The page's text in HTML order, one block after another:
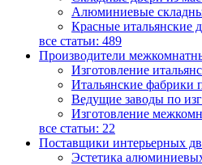
Алюминиевые
Красные итальянские
все статьи: 489
Производители
Изготовление
Итальянские фабрики
Ведущие заводы по
Изготовление
все статьи: 22
Поставщики интерьерных
Эстетика